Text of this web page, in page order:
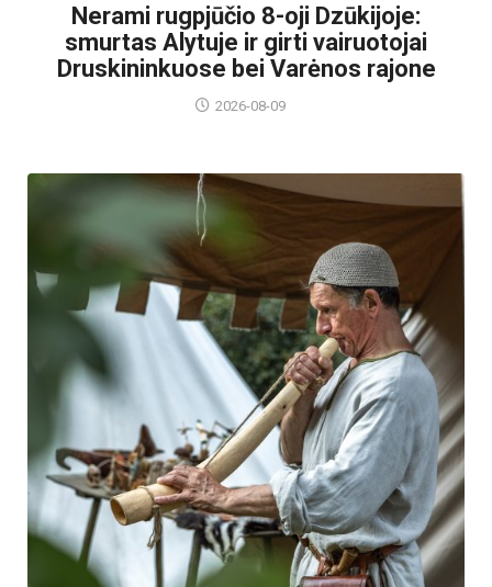
Nerami rugpjūčio 8-oji Dzūkijoje:
smurtas Alytuje ir girti vairuotojai
Druskininkuose bei Varėnos rajone
2026-08-09